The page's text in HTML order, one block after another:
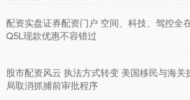
配资实盘证券配资门户 空间、科技、驾控全
Q5L现款优惠不容错过
股市配资风云 执法方式转变 美国移民与海关
局取消抓捕前审批程序